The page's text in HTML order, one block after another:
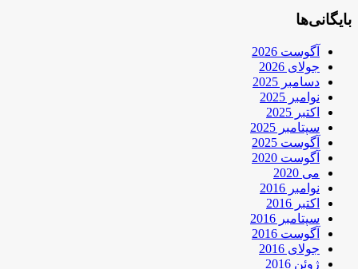
بایگانی‌ها
آگوست 2026
جولای 2026
دسامبر 2025
نوامبر 2025
اکتبر 2025
سپتامبر 2025
آگوست 2025
آگوست 2020
می 2020
نوامبر 2016
اکتبر 2016
سپتامبر 2016
آگوست 2016
جولای 2016
ژوئن 2016